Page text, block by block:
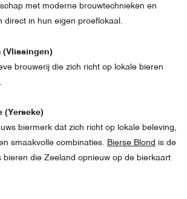
met moderne brouwtechnieken en
direct in hun eigen proeflokaal.
(Vlissingen)
brouwerij die zich richt op lokale bieren
(Yerseke)
biermerk dat zich richt op lokale beleving,
smaakvolle combinaties. Bierse Blond is de
bieren die Zeeland opnieuw op de bierkaart